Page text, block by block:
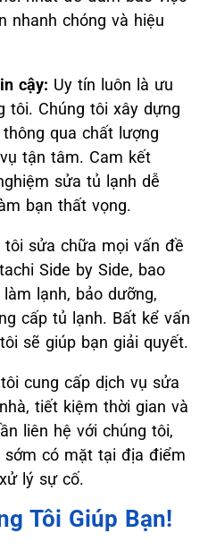
nhanh chóng và hiệu
cậy: Uy tín luôn là ưu
tôi. Chúng tôi xây dựng
qua chất lượng
tận tâm. Cam kết
sửa tủ lạnh dễ
bạn thất vọng.
tôi sửa chữa mọi vấn đề
Side by Side, bao
lạnh, bảo dưỡng,
cấp tủ lạnh. Bất kể vấn
sẽ giúp bạn giải quyết.
cung cấp dịch vụ sửa
tiết kiệm thời gian và
liên hệ với chúng tôi,
có mặt tại địa điểm
lý sự cố.
Tôi Giúp Bạn!